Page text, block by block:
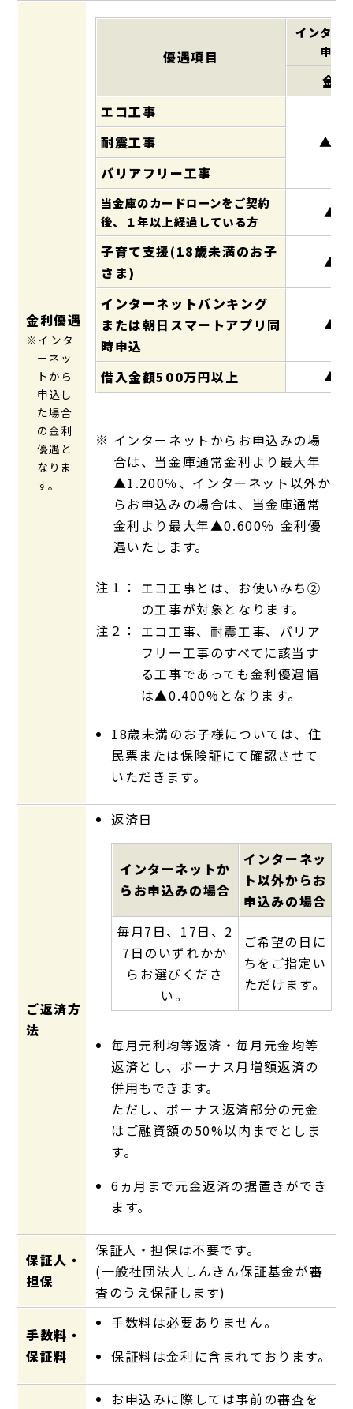
金利優遇
※インタ
ーネッ
トから
申込し
た場合
の金利
優遇と
なりま
す。
優遇項目
インター
申込
金
エコ工事
耐震工事
バリアフリー工事
当金庫のカードローンをご契約
後、１年以上経過している方
子育て支援(18歳未満のお子
さま)
インターネットバンキング
または朝日スマートアプリ同
時申込
借入金額500万円以上
※ インターネットからお申込みの場
合は、当金庫通常金利より最大年
▲1.200％、インターネット以外か
らお申込みの場合は、当金庫通常
金利より最大年▲0.600％ 金利優
遇いたします。
注１： エコ工事とは、お使いみち②
の工事が対象となります。
注２： エコ工事、耐震工事、バリア
フリー工事のすべてに該当す
る工事であっても金利優遇幅
は▲0.400%となります。
18歳未満のお子様については、住
民票または保険証にて確認させて
いただきます。
ご返済方
法
返済日
インターネットか
らお申込みの場合
インターネッ
ト以外からお
申込みの場合
毎月7日、17日、2
7日のいずれかか
らお選びくださ
い。
ご希望の日に
ちをご指定い
ただけます。
毎月元利均等返済・毎月元金均等
返済とし、ボーナス月増額返済の
併用もできます。
ただし、ボーナス返済部分の元金
はご融資額の50%以内までとしま
す。
6ヵ月まで元金返済の据置きができ
ます。
保証人・
担保
保証人・担保は不要です。
(一般社団法人しんきん保証基金が審
査のうえ保証します)
手数料・
保証料
手数料は必要ありません。
保証料は金利に含まれております。
お申込みに際しては事前の審査を